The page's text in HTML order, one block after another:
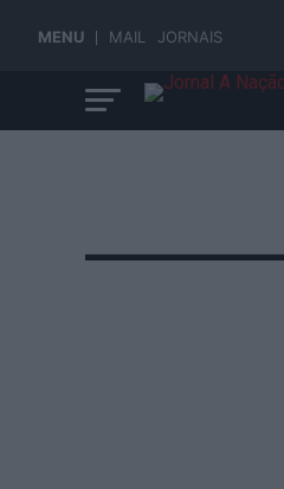
MENU MAIL JORNAIS